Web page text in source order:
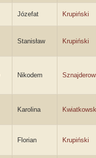
Józefat Krupiński
Stanisław Krupiński
Nikodem
Karolina
Florian Krupiński